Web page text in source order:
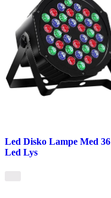
Led Disko Lampe Med 36
Led Lys